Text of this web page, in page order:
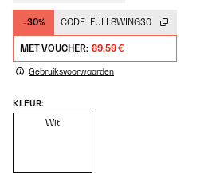
-30% CODE: FULLSWING30
MET VOUCHER: 89,59 €
Gebruiksvoorwaarden
KLEUR:
Wit